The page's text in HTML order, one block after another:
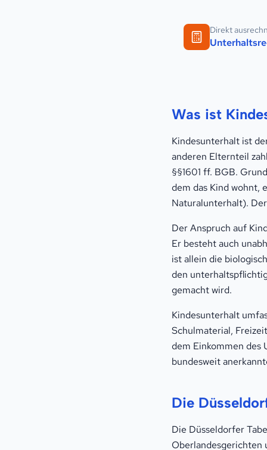
Direkt
Was ist
Kindesunterhalt ist
anderen Elternteil
§§1601 ff. BGB.
dem das Kind wohnt,
Naturalunterhalt).
Der Anspruch auf
Er besteht auch
ist allein die
den
gemacht wird.
Kindesunterhalt
Schulmaterial,
dem Einkommen des
bundesweit
Die
Die Düsseldorfer
Oberlandesgerichten